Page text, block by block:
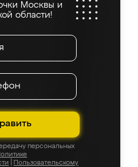
Москвы и
области!
персональных
Пользовательскому